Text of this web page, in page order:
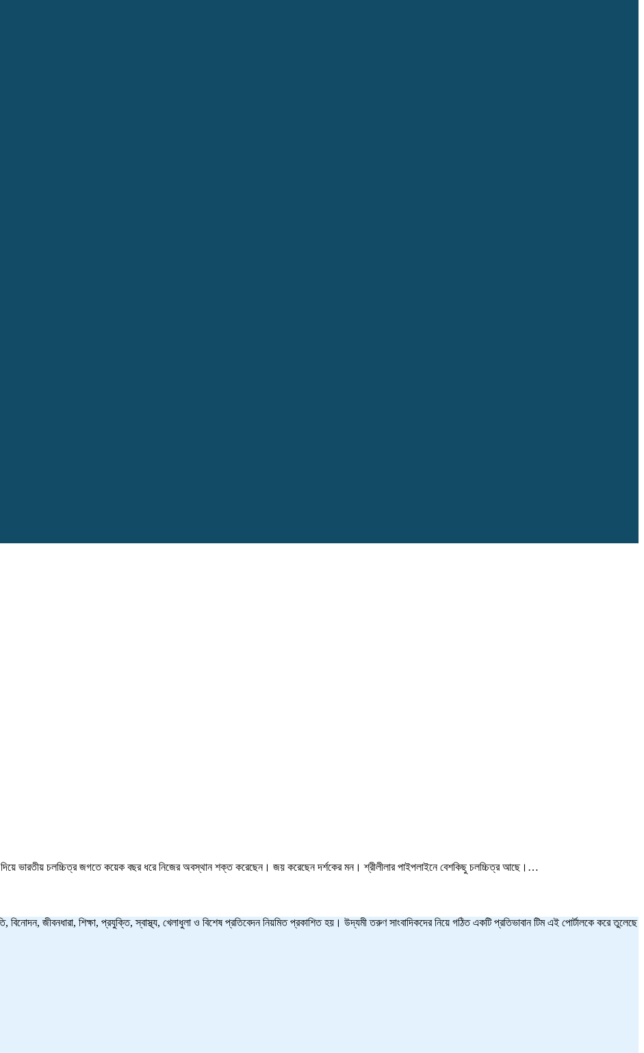
দিয়ে ভারতীয় চলচ্চিত্র জগতে কয়েক বছর ধরে নিজের অবস্থান শক্ত করেছেন। জয় করেছেন দর্শকের মন। শ্রীলীলার পাইপলাইনে বেশকিছু চলচ্চিত্র আছে।…
বিনোদন, জীবনধারা, শিক্ষা, প্রযুক্তি, স্বাস্থ্য, খেলাধুলা ও বিশেষ প্রতিবেদন নিয়মিত প্রকাশিত হয়। উদ্যমী তরুণ সাংবাদিকদের নিয়ে গঠিত একটি প্রতিভাবান টিম এই পোর্টালকে করে তুলেছে